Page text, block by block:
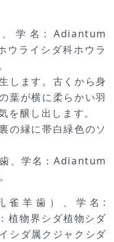
学名: Adiantum
ライシダ科ホウラ
します。古くから身
葉が横に柔らかい羽
を醸し出します。
の縁に帯白緑色のソ
、学名：Adiantum
雀羊歯）、学名:
物界シダ植物シダ
シダ属クジャクシダ